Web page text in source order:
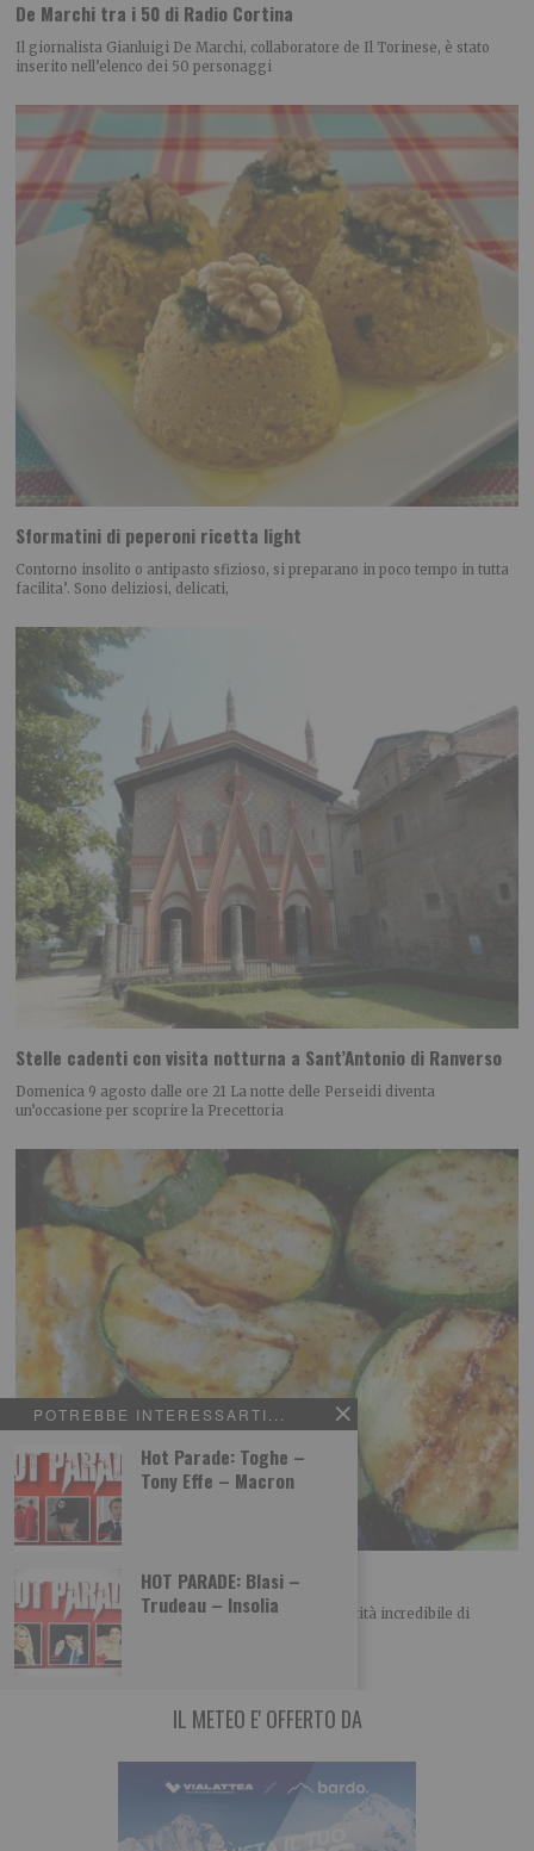
POTREBBE INTERESSARTI...
Hot Parade: Toghe –
Tony Effe – Macron
HOT PARADE: Blasi –
Trudeau – Insolia
De Marchi tra i 50 di Radio Cortina
Il giornalista Gianluigi De Marchi, collaboratore de Il Torinese, è stato
inserito nell’elenco dei 50 personaggi
Sformatini di peperoni ricetta light
Contorno insolito o antipasto sfizioso, si preparano in poco tempo in tutta
facilita’. Sono deliziosi, delicati,
Stelle cadenti con visita notturna a Sant’Antonio di Ranverso
Domenica 9 agosto dalle ore 21 La notte delle Perseidi diventa
un’occasione per scoprire la Precettoria
Zucchine allo zenzero fresco
In questo periodo i nostri orti producono una quantità incredibile di
zucchine. Molto versatili in cucina,
IL METEO E' OFFERTO DA